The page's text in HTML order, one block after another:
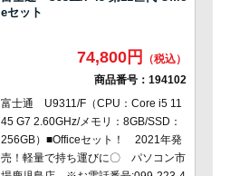
eセット
74,800円
商品番号： 194102
富士通 U9311/F（CPU：Core i5 11
45 G7 2.60GHz/メモリ：8GB/SSD：
256GB）■Officeセット！ 2021年発
売！軽量で持ち運びに〇 パソコン市